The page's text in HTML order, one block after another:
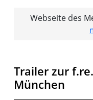
Webseite des
Trailer zur
München